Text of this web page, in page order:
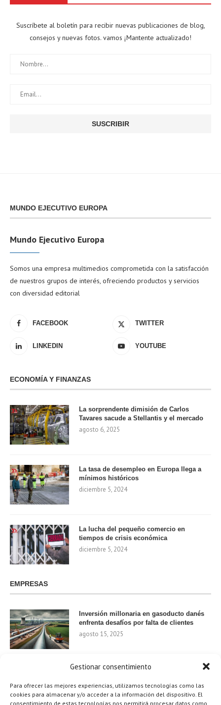
Gestionar consentimiento
Para ofrecer las mejores experiencias, utilizamos tecnologías como las
cookies para almacenar y/o acceder a la información del dispositivo. El
consentimiento de estas tecnologías nos permitirá procesar datos como
Suscríbete al boletín para recibir nuevas publicaciones de blog,
consejos y nuevas fotos. vamos ¡Mantente actualizado!
MUNDO EJECUTIVO EUROPA
Mundo Ejecutivo Europa
Somos una empresa multimedios comprometida con la satisfacción
de nuestros grupos de interés, ofreciendo productos y servicios
con diversidad editorial
FACEBOOK TWITTER
LINKEDIN YOUTUBE
ECONOMÍA Y FINANZAS
La sorprendente dimisión de Carlos
Tavares sacude a Stellantis y el mercado
agosto 6, 2025
La tasa de desempleo en Europa llega a
mínimos históricos
diciembre 5, 2024
La lucha del pequeño comercio en
tiempos de crisis económica
diciembre 5, 2024
EMPRESAS
Inversión millonaria en gasoducto danés
enfrenta desafíos por falta de clientes
agosto 15, 2025
de IA para 2024
agosto 9, 2025